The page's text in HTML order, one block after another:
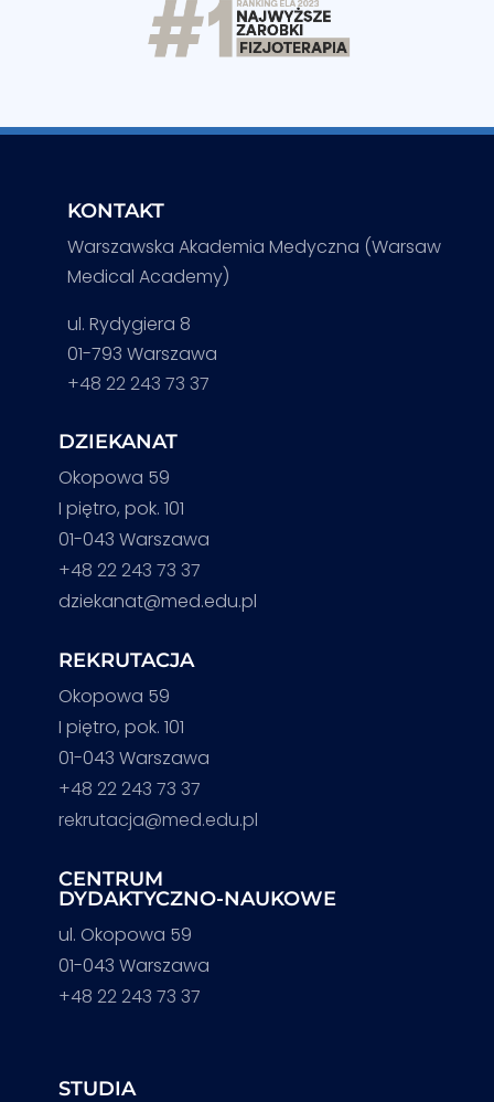
KONTAKT
Warszawska Akademia Medyczna (Warsaw
Medical Academy)
ul. Rydygiera 8
01-793 Warszawa
+48 22 243 73 37
DZIEKANAT
Okopowa 59
I piętro, pok. 101
01-043 Warszawa
+48 22 243 73 37
dziekanat@med.edu.pl
REKRUTACJA
Okopowa 59
I piętro, pok. 101
01-043 Warszawa
+48 22 243 73 37
rekrutacja@med.edu.pl
CENTRUM
DYDAKTYCZNO-NAUKOWE
ul. Okopowa 59
01-043 Warszawa
+48 22 243 73 37
STUDIA